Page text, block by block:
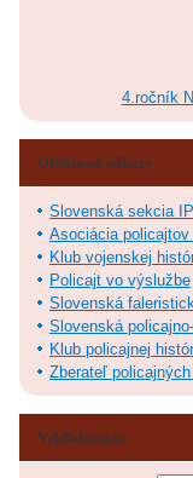
4.ročník
Obľúbené odkazy
Slovenská sekcia
Asociácia
Klub vojenskej
Policajt vo výslužbe
Slovenská
Slovenská
Klub policajnej
Zberateľ
Vyhľadávanie